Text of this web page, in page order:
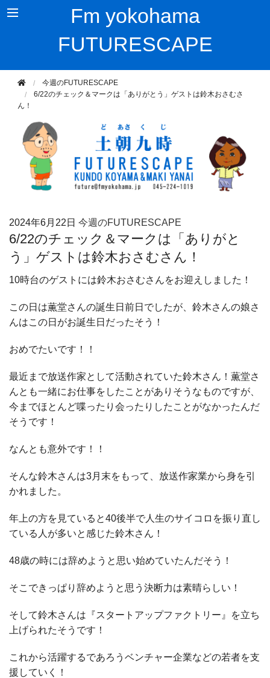
Fm yokohama
FUTURESCAPE
今週のFUTURESCAPE
6/22のチェック＆マークは「ありがとう」ゲストは鈴木おさむさ
ん！
2024年6月22日 今週のFUTURESCAPE
6/22のチェック＆マークは「ありがと
う」ゲストは鈴木おさむさん！
10時台のゲストには鈴木おさむさんをお迎えしました！
この日は薫堂さんの誕生日前日でしたが、鈴木さんの娘さ
んはこの日がお誕生日だったそう！
おめでたいです！！
最近まで放送作家として活動されていた鈴木さん！薫堂さ
んとも一緒にお仕事をしたことがありそうなものですが、
今までほとんど喋ったり会ったりしたことがなかったんだ
そうです！
なんとも意外です！！
そんな鈴木さんは3月末をもって、放送作家業から身を引
かれました。
年上の方を見ていると40後半で人生のサイコロを振り直し
ている人が多いと感じた鈴木さん！
48歳の時には辞めようと思い始めていたんだそう！
そこできっぱり辞めようと思う決断力は素晴らしい！
そして鈴木さんは『スタートアップファクトリー』を立ち
上げられたそうです！
これから活躍するであろうベンチャー企業などの若者を支
援していく！